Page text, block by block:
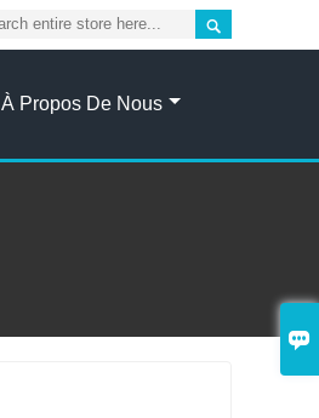


À Propos De Nous